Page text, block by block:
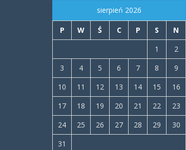
sierpień 2026
P W Ś C P S
N
1
2
3
4 5 6 7 8
9
10
11 12 13 14 15
16
17
18 19 20 21 22
23
24
25 26 27 28 29
30
31